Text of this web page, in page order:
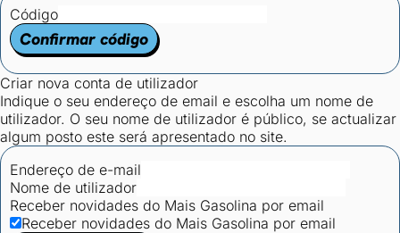
Código
Confirmar código
Criar nova conta de utilizador
Indique o seu endereço de email e escolha um nome de
utilizador. O seu nome de utilizador é público, se actualizar
algum posto este será apresentado no site.
Endereço de e-mail
Nome de utilizador
Receber novidades do Mais Gasolina por email
Receber novidades do Mais Gasolina por email